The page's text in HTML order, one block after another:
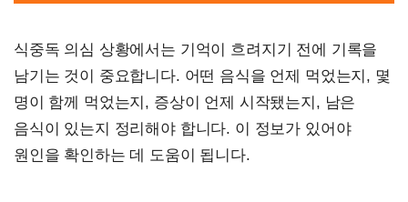
식중독 의심 상황에서는 기억이 흐려지기 전에 기록을
남기는 것이 중요합니다. 어떤 음식을 언제 먹었는지, 몇
명이 함께 먹었는지, 증상이 언제 시작됐는지, 남은
음식이 있는지 정리해야 합니다. 이 정보가 있어야
원인을 확인하는 데 도움이 됩니다.